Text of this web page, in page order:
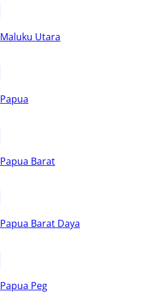
Maluku Utara
Papua
Papua Barat
Papua Barat Daya
Papua Peg